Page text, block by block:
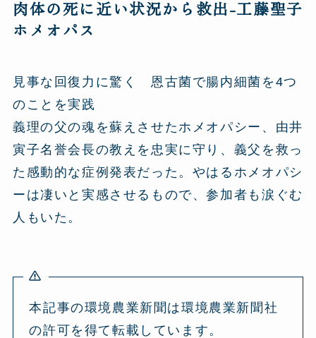
肉体の死に近い状況から救出-工藤聖子
ホメオパス
見事な回復力に驚く 恩古菌で腸内細菌を4つ
のことを実践
義理の父の魂を蘇えさせたホメオパシー、由井
寅子名誉会長の教えを忠実に守り、義父を救っ
た感動的な症例発表だった。やはるホメオパシ
ーは凄いと実感させるもので、参加者も涙ぐむ
人もいた。
本記事の環境農業新聞は環境農業新聞社
の許可を得て転載しています。